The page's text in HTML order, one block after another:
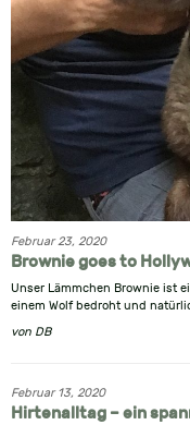
Februar 23, 2020
Brownie goes to
Unser Lämmchen Brownie ist
einem Wolf bedroht und
von DB
Februar 13, 2020
Hirtenalltag – ein